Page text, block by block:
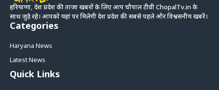
हरियाणा, देश प्रदेश की ताजा खबरों के लिए आप चौपाल टीवी ChopalTv.in के
साथ जुड़े रहे। आपको यहां पर मिलेगी देश प्रदेश की सबसे पहले और विश्वसनीय खबरें।
Categories
Haryana News
Latest News
Quick Links